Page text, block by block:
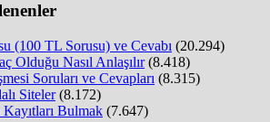
(100 TL Sorusu) ve Cevabı (20.294)
Olduğu Nasıl Anlaşılır (8.418)
Soruları ve Cevapları (8.315)
Siteler (8.172)
Bulmak (7.647)